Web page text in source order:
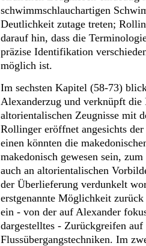
schwimmschlauchartigen
Deutlichkeit zutage treten;
darauf hin, dass die
präzise Identifikation
möglich ist.
Im sechsten Kapitel (58-73)
Alexanderzug und verknüpft die
altorientalischen Zeugnisse mit
Rollinger eröffnet angesichts
einen könnten die
makedonisch gewesen sein,
auch an altorientalischen
der Überlieferung verdunkelt
erstgenannte Möglichkeit
ein - von der auf Alexander
dargestelltes - Zurückgreifen
Flussübergangstechniken. Im